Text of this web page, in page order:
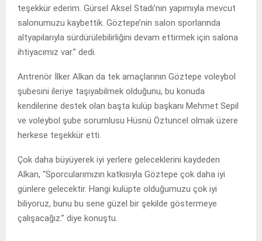
teşekkür ederim. Gürsel Aksel Stadı’nın yapımıyla mevcut
salonumuzu kaybettik. Göztepe’nin salon sporlarında
altyapılarıyla sürdürülebilirliğini devam ettirmek için salona
ihtiyacımız var.” dedi.
Antrenör İlker Alkan da tek amaçlarının Göztepe voleybol
şubesini ileriye taşıyabilmek olduğunu, bu konuda
kendilerine destek olan başta kulüp başkanı Mehmet Sepil
ve voleybol şube sorumlusu Hüsnü Öztuncel olmak üzere
herkese teşekkür etti.
Çok daha büyüyerek iyi yerlere geleceklerini kaydeden
Alkan, “Sporcularımızın katkısıyla Göztepe çok daha iyi
günlere gelecektir. Hangi kulüpte olduğumuzu çok iyi
biliyoruz, bunu bu sene güzel bir şekilde göstermeye
çalışacağız.” diye konuştu.